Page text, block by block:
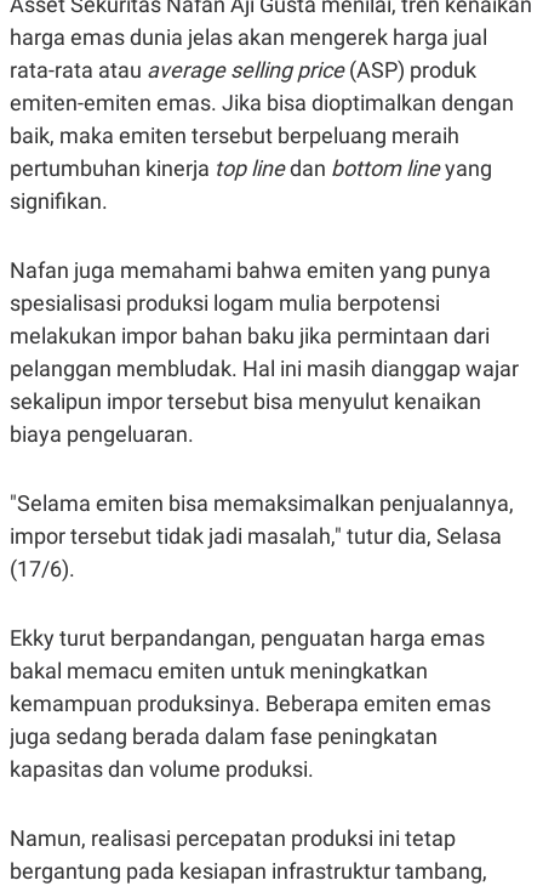
L
A
G
G
A
N
N
E
K
K
I
E
R
J
A
M
T
E
A
E
R
A
V
E
R
T
S
G
G
M
A
.
I
D
USE
PEDOMAN
PEMBERITAAN
harga emas dunia jelas akan mengerek harga jual
rata-rata atau average selling price(ASP) produk
emiten-emiten emas. Jika bisa dioptimalkan dengan
baik, maka emiten tersebut berpeluang meraih
pertumbuhan kinerja top linedan bottom lineyang
signifikan.
Nafan juga memahami bahwa emiten yang punya
spesialisasi produksi logam mulia berpotensi
melakukan impor bahan baku jika permintaan dari
pelanggan membludak. Hal ini masih dianggap wajar
sekalipun impor tersebut bisa menyulut kenaikan
biaya pengeluaran.
"Selama emiten bisa memaksimalkan penjualannya,
impor tersebut tidak jadi masalah," tutur dia, Selasa
(17/6).
Ekky turut berpandangan, penguatan harga emas
bakal memacu emiten untuk meningkatkan
kemampuan produksinya. Beberapa emiten emas
juga sedang berada dalam fase peningkatan
kapasitas dan volume produksi.
Namun, realisasi percepatan produksi ini tetap
bergantung pada kesiapan infrastruktur tambang,